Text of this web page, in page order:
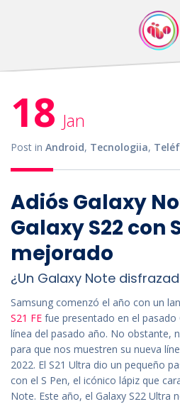
18 Jan
Post in Android, Tecnologiia,
Adiós Galaxy
Galaxy S22 con
mejorado
¿Un Galaxy Note
Samsung comenzó el año con un
S21 FE fue presentado en el pasado
línea del pasado año. No obstante,
para que nos muestren su nueva
2022. El S21 Ultra dio un pequeño
con el S Pen, el icónico lápiz que
Note. Este año, el Galaxy S22 Ultra